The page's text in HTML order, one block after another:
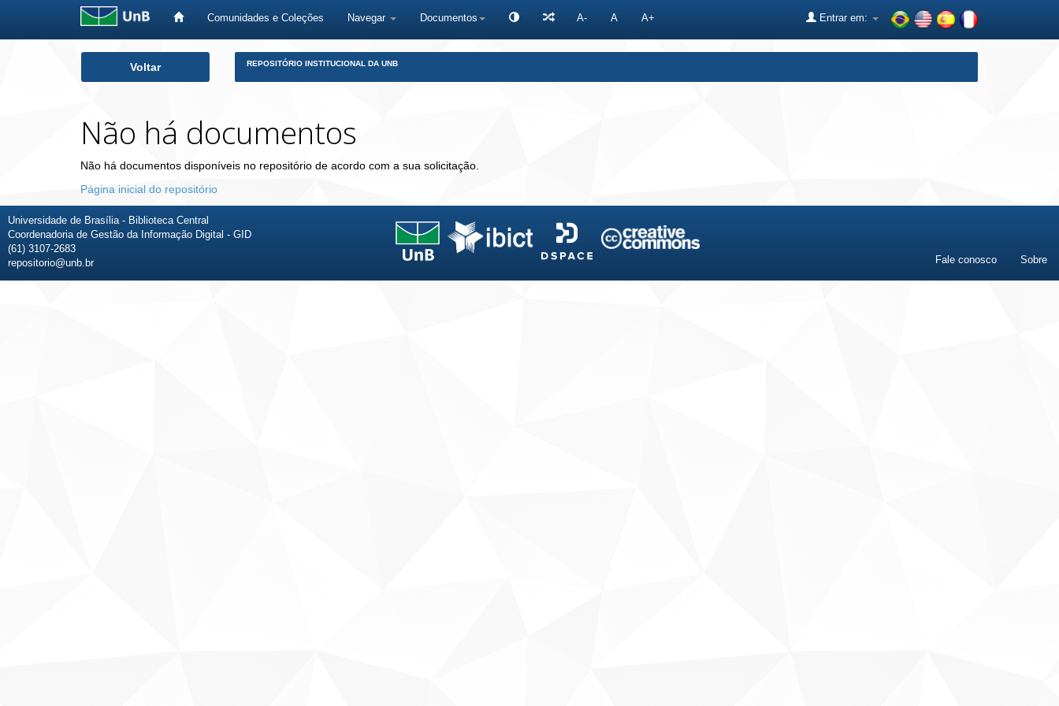
Comunidades e Coleções Navegar Documentos A- A A+ Entrar em:
Voltar REPOSITÓRIO INSTITUCIONAL DA UNB
Não há documentos
Não há documentos disponíveis no repositório de acordo com a sua solicitação.
Página inicial do repositório
Universidade de Brasília - Biblioteca Central
Coordenadoria de Gestão da Informação Digital - GID
(61) 3107-2683
repositorio@unb.br
Fale conosco Sobre